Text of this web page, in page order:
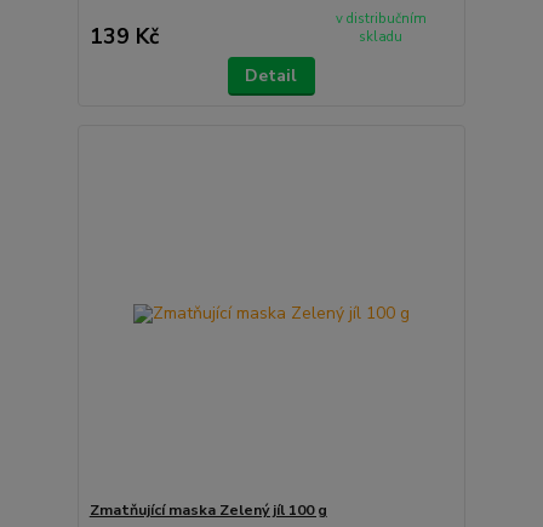
139 Kč
v distribučním
skladu
Detail
Zmatňující maska Zelený jíl 100 g